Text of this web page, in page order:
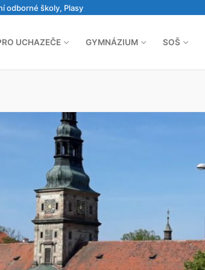
odborné školy, Plasy
UCHAZEČE GYMNÁZIUM SOŠ